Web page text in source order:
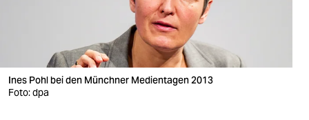
verlag
Ines Pohl bei den Münchner Medientagen 2013
Foto: dpa